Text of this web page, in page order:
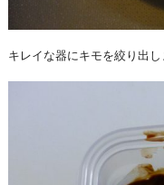
キレイな器にキモを絞り出し